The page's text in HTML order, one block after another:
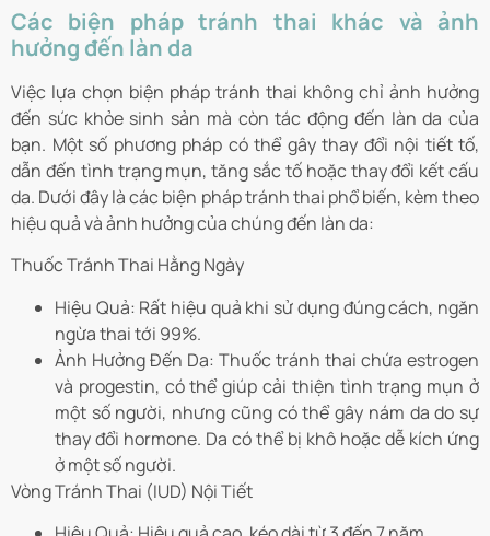
Các biện pháp tránh thai khác và ảnh
hưởng đến làn da
Việc lựa chọn biện pháp tránh thai không chỉ ảnh hưởng
đến sức khỏe sinh sản mà còn tác động đến làn da của
bạn. Một số phương pháp có thể gây thay đổi nội tiết tố,
dẫn đến tình trạng mụn, tăng sắc tố hoặc thay đổi kết cấu
da. Dưới đây là các biện pháp tránh thai phổ biến, kèm theo
hiệu quả và ảnh hưởng của chúng đến làn da:
Thuốc Tránh Thai Hằng Ngày
Hiệu Quả: Rất hiệu quả khi sử dụng đúng cách, ngăn
ngừa thai tới 99%.
Ảnh Hưởng Đến Da: Thuốc tránh thai chứa estrogen
và progestin, có thể giúp cải thiện tình trạng mụn ở
một số người, nhưng cũng có thể gây nám da do sự
thay đổi hormone. Da có thể bị khô hoặc dễ kích ứng
ở một số người.
Vòng Tránh Thai (IUD) Nội Tiết